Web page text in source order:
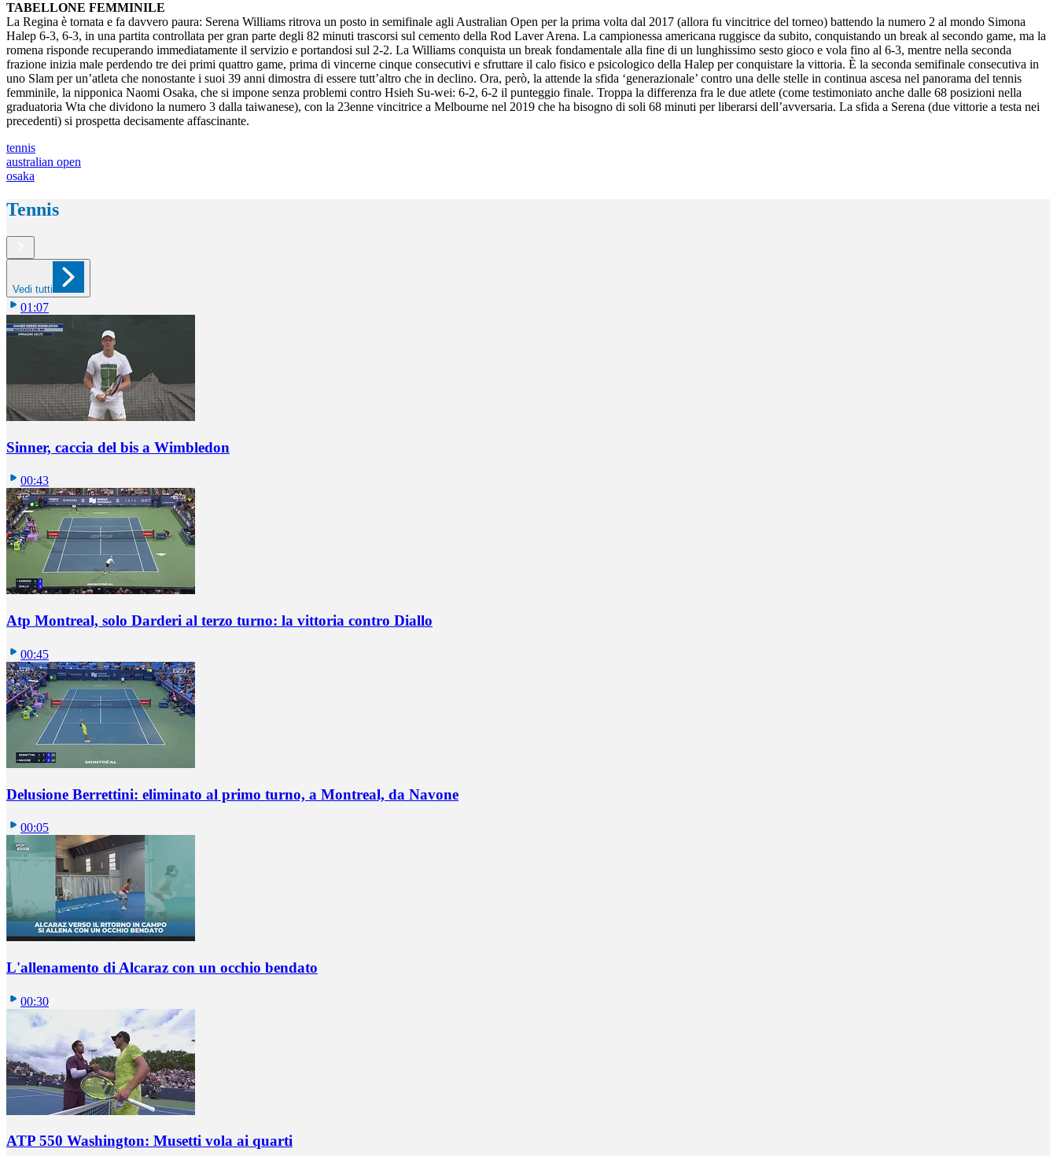
TABELLONE FEMMINILE
La Regina è tornata e fa davvero paura: Serena Williams ritrova un posto in semifinale agli Australian Open per la prima volta dal 2017 (allora fu vincitrice del torneo) battendo la numero 2 al mondo Simona
Halep 6-3, 6-3, in una partita controllata per gran parte degli 82 minuti trascorsi sul cemento della Rod Laver Arena. La campionessa americana ruggisce da subito, conquistando un break al secondo game, ma la
romena risponde recuperando immediatamente il servizio e portandosi sul 2-2. La Williams conquista un break fondamentale alla fine di un lunghissimo sesto gioco e vola fino al 6-3, mentre nella seconda
frazione inizia male perdendo tre dei primi quattro game, prima di vincerne cinque consecutivi e sfruttare il calo fisico e psicologico della Halep per conquistare la vittoria. È la seconda semifinale consecutiva in
uno Slam per un’atleta che nonostante i suoi 39 anni dimostra di essere tutt’altro che in declino. Ora, però, la attende la sfida ‘generazionale’ contro una delle stelle in continua ascesa nel panorama del tennis
femminile, la nipponica Naomi Osaka, che si impone senza problemi contro Hsieh Su-wei: 6-2, 6-2 il punteggio finale. Troppa la differenza fra le due atlete (come testimoniato anche dalle 68 posizioni nella
graduatoria Wta che dividono la numero 3 dalla taiwanese), con la 23enne vincitrice a Melbourne nel 2019 che ha bisogno di soli 68 minuti per liberarsi dell’avversaria. La sfida a Serena (due vittorie a testa nei
precedenti) si prospetta decisamente affascinante.
tennis
australian open
osaka
Tennis
Vedi tutti
01:07
Sinner, caccia del bis a Wimbledon
00:43
Atp Montreal, solo Darderi al terzo turno: la vittoria contro Diallo
00:45
Delusione Berrettini: eliminato al primo turno, a Montreal, da Navone
00:05
L'allenamento di Alcaraz con un occhio bendato
00:30
ATP 550 Washington: Musetti vola ai quarti